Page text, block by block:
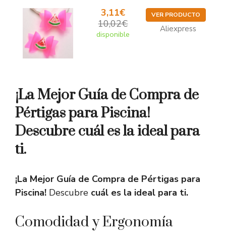
3,11€
10,02€
disponible
VER PRODUCTO
Aliexpress
¡La Mejor Guía de Compra de
Pértigas para Piscina!
Descubre cuál es la ideal para
ti.
¡La Mejor Guía de Compra de Pértigas para
Piscina! Descubre cuál es la ideal para ti.
Comodidad y Ergonomía